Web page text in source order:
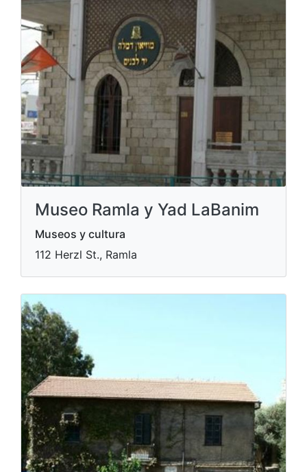
Museo Ramla y Yad LaBanim
Museos y cultura
112 Herzl St., Ramla